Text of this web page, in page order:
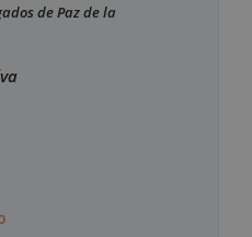
de Paz de la